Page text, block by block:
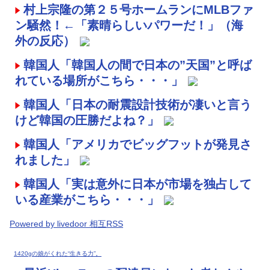
村上宗隆の第２５号ホームランにMLBファ
ン騒然！←「素晴らしいパワーだ！」（海
外の反応）
韓国人「韓国人の間で日本の”天国”と呼ば
れている場所がこちら・・・」
韓国人「日本の耐震設計技術が凄いと言う
けど韓国の圧勝だよね？」
韓国人「アメリカでビッグフットが発見さ
れました」
韓国人「実は意外に日本が市場を独占して
いる産業がこちら・・・」
Powered by livedoor 相互RSS
1420gの娘がくれた“生きる力”。